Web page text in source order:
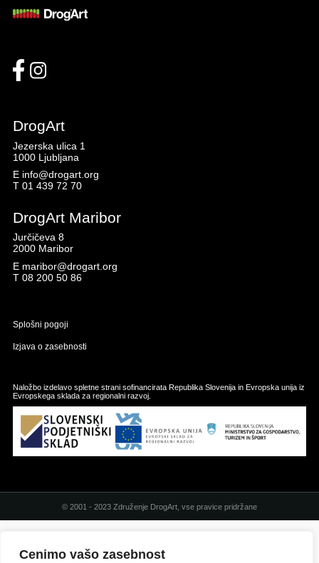
Cenimo vašo zasebnost
DrogArt
Jezerska ulica 1
1000 Ljubljana
E info@drogart.org
T 01 439 72 70
DrogArt Maribor
Jurčičeva 8
2000 Maribor
E maribor@drogart.org
T 08 200 50 86
Splošni pogoji
Izjava o zasebnosti
Naložbo izdelavo spletne strani sofinancirata Republika Slovenija in Evropska unija iz
Evropskega sklada za regionalni razvoj.
© 2001 - 2023 Združenje DrogArt, vse pravice pridržane